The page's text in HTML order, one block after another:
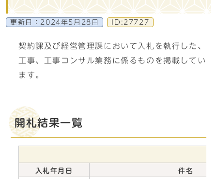
更新日： 2024年5月28日 ID:27727
契約課及び経営管理課において入札を執行した、
工事、工事コンサル業務に係るものを掲載してい
ます。
開札結果一覧
入札年月日
件名